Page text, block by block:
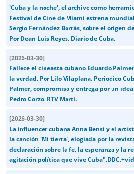
'Cuba y la noche', el archivo como
Festival de Cine de Miami estrena
Sergio Fernández Borrás, sobre el origen
Por Dean Luis Reyes. Diario de Cuba.
[2026-03-30]
Fallece el cineasta cubano Eduardo
la verdad. Por Lilo Vilaplana. Periodico
Palmer, compromiso y entrega por un
Pedro Corzo. RTV Martí.
[2026-03-30]
La influencer cubana Anna Bensi y el
la canción 'Mi tierra', elogiada por la
declaración sobre la fe, la esperanza y la
agitación política que vive